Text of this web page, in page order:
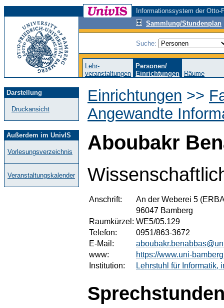
Informationssystem der
Sammlung/Stundenplan
Suche:
Lehr-
veranstaltungen
Personen/
Einrichtungen
Räume
Darstellung
Druckansicht
Außerdem im UnivIS
Vorlesungsverzeichnis
Veranstaltungskalender
Einrichtungen >>
Angewandte
Aboubakr
Anschrift:
An der Weberei 5
96047 Bamberg
Raumkürzel: WE5/05.129
Telefon:
0951/863-3672
E-Mail:
www:
https://www.uni-
Institution:
Lehrstuhl für Informatik,